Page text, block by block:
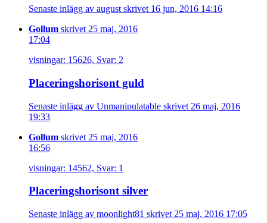
Senaste inlägg av august skrivet 16 jun, 2016 14:16
Gollum skrivet 25 maj, 2016
17:04
visningar: 15626, Svar: 2
Placeringshorisont guld
Senaste inlägg av Unmanipulatable skrivet 26 maj, 2016
19:33
Gollum skrivet 25 maj, 2016
16:56
visningar: 14562, Svar: 1
Placeringshorisont silver
Senaste inlägg av moonlight81 skrivet 25 maj, 2016 17:05